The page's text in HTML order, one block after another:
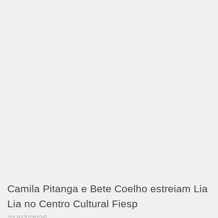
Camila Pitanga e Bete Coelho estreiam Lia
Lia no Centro Cultural Fiesp